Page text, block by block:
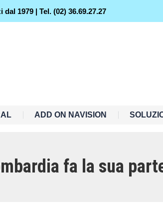
1979 | Tel. (02) 36.69.27.27
ADD ON NAVISION
fa la sua